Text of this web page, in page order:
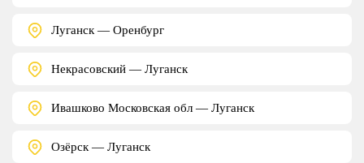
Луганск — Оренбург
Некрасовский — Луганск
Ивашково Московская обл — Луганск
Озёрск — Луганск